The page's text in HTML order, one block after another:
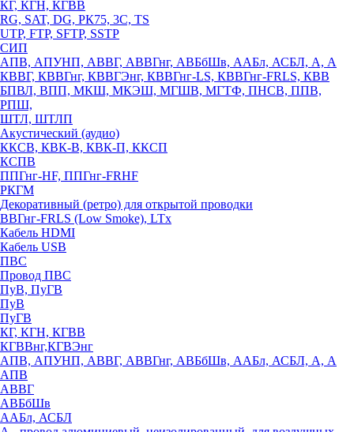
КГ, КГН, КГВВ
RG, SAT, DG, РК75, 3С, TS
UTP, FTP, SFTP, SSTP
СИП
АПВ, АПУНП, АВВГ, АВВГнг, АВБбШв, ААБл, АСБЛ, А, А
КВВГ, КВВГнг, КВВГЭнг, КВВГнг-LS, КВВГнг-FRLS, КВВ
БПВЛ, ВПП, МКШ, МКЭШ, МГШВ, МГТФ, ПНСВ, ППВ,
РПШ,
ШТЛ, ШТЛП
Акустический (аудио)
ККСВ, КВК-В, КВК-П, ККСП
КСПВ
ППГнг-HF, ППГнг-FRHF
РКГМ
Декоративный (ретро) для открытой проводки
ВВГнг-FRLS (Low Smoke), LTx
Кабель HDMI
Кабель USB
ПВС
Провод ПВС
ПуВ, ПуГВ
ПуВ
ПуГВ
КГ, КГН, КГВВ
КГВВнг,КГВЭнг
АПВ, АПУНП, АВВГ, АВВГнг, АВБбШв, ААБл, АСБЛ, А, А
АПВ
АВВГ
АВБбШв
ААБл, АСБЛ